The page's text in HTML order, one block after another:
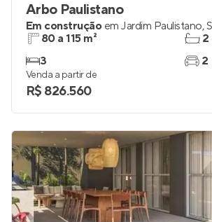
Arbo Paulistano
Em construção em Jardim Paulistano,
80 a 115 m²
3
2
2
Venda a partir de
R$ 826.560